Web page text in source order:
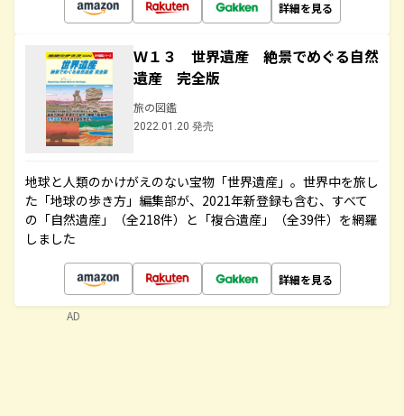
詳細を見る
Ｗ１３ 世界遺産 絶景でめぐる自然
遺産 完全版
旅の図鑑
2022.01.20 発売
地球と人類のかけがえのない宝物「世界遺産」。世界中を旅し
た「地球の歩き方」編集部が、2021年新登録も含む、すべて
の「自然遺産」（全218件）と「複合遺産」（全39件）を網羅
しました
詳細を見る
AD